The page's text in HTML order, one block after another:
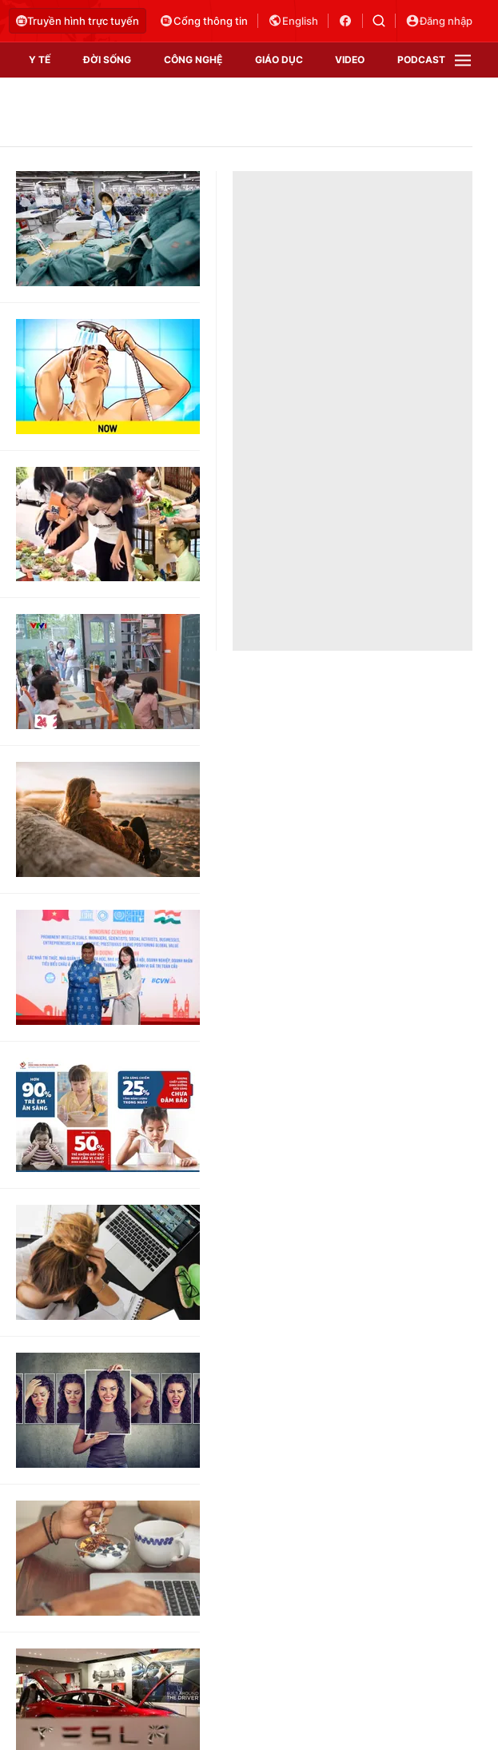
Truyền hình trực tuyến Cổng thông tin English Đăng nhập
Y TẾ ĐỜI SỐNG CÔNG NGHỆ GIÁO DỤC VIDEO PODCAST
Video
Shorts video
Podcast
EMagazine
Photo
Infographic
Góc ảnh
Công nghệ
Hitech Công nghệ tương lai
Sản phẩm
Thị trường
Tư vấn
VTV Sức khoẻ